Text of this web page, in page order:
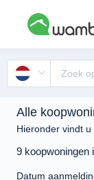
Alle
Hieronder vindt
9 koopwoningen